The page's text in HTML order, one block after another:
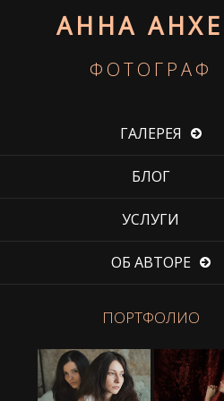
АННА
ФОТОГРАФ
ГАЛЕРЕЯ
БЛОГ
УСЛУГИ
ОБ АВТОРЕ
ПОРТФОЛИО